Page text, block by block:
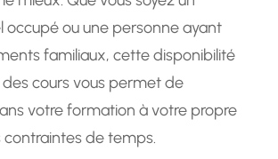
occupé ou une personne ayant
familiaux, cette disponibilité
cours vous permet de
votre formation à votre propre
contraintes de temps.